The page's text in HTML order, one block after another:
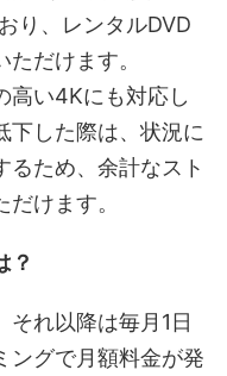
り、レンタルDVD
だけます。
高い4Kにも対応し
下した際は、状況に
るため、余計なスト
けます。
？
れ以降は毎月1日
ングで月額料金が発